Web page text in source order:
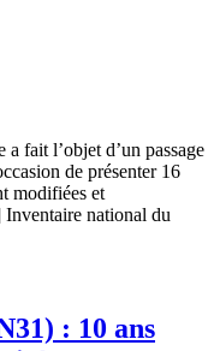
fait l’objet d’un passage
de présenter 16
modifiées et
national du
: 10 ans